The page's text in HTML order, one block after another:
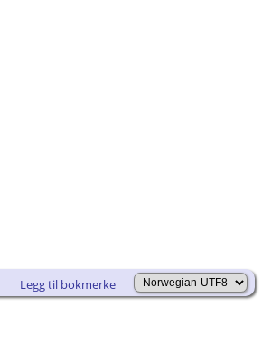
Legg til bokmerke